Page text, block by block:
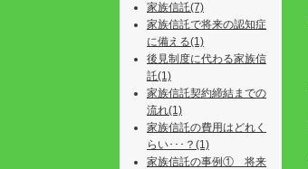
家族信託(7)
家族信託で将来の認知症
に備える(1)
後見制度に代わる家族信
託(1)
家族信託契約締結までの
流れ(1)
家族信託の費用はどれく
らい･･･？(1)
家族信託の事例① 将来